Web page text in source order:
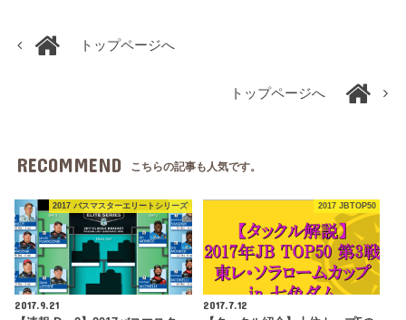
トップページへ
トップページへ
RECOMMEND こちらの記事も人気です。
2017 バスマスターエリートシリーズ
2017.9.21
2017 JBTOP50
2017.7.12